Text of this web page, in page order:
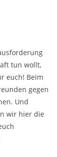
tun wollt,
euch! Beim
gegen
Und
wir hier die